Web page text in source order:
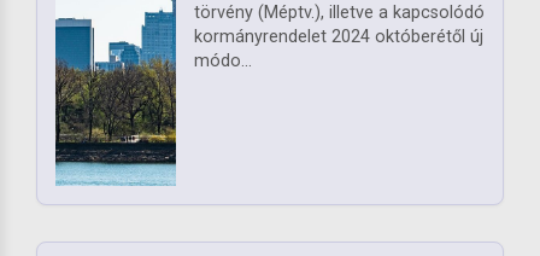
törvény (Méptv.), illetve a kapcsolódó
kormányrendelet 2024 októberétől új
módo...